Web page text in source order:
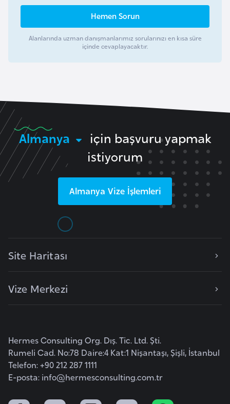
Hemen Sorun
Alanlarında uzman danışmanlarımız sorularınızı en kısa süre
içinde cevaplayacaktır.
Almanya
için başvuru yapmak
istiyorum
Almanya Vize İşlemleri
Site Haritası
Vize Merkezi
Hermes Consulting Org. Dış. Tic. Ltd. Şti.
Rumeli Cad. No:78 Daire:4 Kat:1 Nişantaşı, Şişli, İstanbul
Telefon: +90 212 287 1111
E-posta: info@hermesconsulting.com.tr
e
i
k
K
o
n
g
g
i
n
E